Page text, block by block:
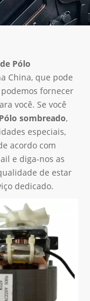
Pólo
China, que pode
podemos fornecer
você. Se você
sombreado,
especiais,
acordo com
e diga-nos as
de estar
dedicado.